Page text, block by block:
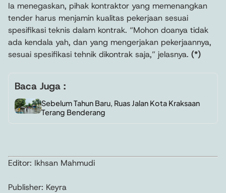
Ia menegaskan, pihak kontraktor yang memenangkan
tender harus menjamin kualitas pekerjaan sesuai
spesifikasi teknis dalam kontrak. “Mohon doanya tidak
ada kendala yah, dan yang mengerjakan pekerjaannya,
sesuai spesifikasi tehnik dikontrak saja,” jelasnya. (*)
Baca Juga :
Sebelum Tahun Baru, Ruas Jalan Kota Kraksaan
Terang Benderang
Editor: Ikhsan Mahmudi
Publisher: Keyra